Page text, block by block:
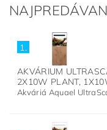
1.
AKVÁRIUM
2X10W PLANT,
Akváriá Aquael